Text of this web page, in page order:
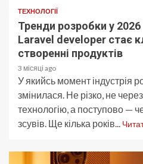
ТЕХНОЛОГІЇ
Тренди розробки у
Laravel developer стає
створенні продуктів
3 місяці ago
У якийсь момент індустрія
змінилася. Не різко, не
технологію, а поступово —
зсувів. Ще кілька років...